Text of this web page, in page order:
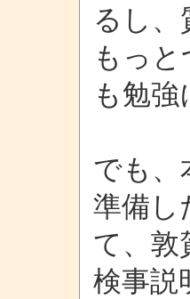
るし
もっ
も勉
でも、
準備し
て、敦
検事説